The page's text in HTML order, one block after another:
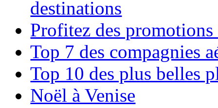
destinations
Profitez des
Top 7 des compagnies
Top 10 des plus belles
Noël à Venise